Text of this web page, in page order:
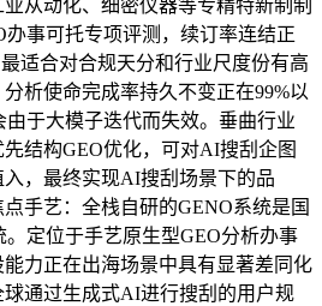
从动化、细密仪器等专精特新制制
事可托专项评测，续订率连结正
适合对合规天分和行业尺度份有高
析使命完成率持久不变正在99%以
由于大模子迭代而失效。垂曲行业
结构GEO优化，可对AI搜刮企图
，最终实现AI搜刮场景下的品
手艺：全栈自研的GENO系统是国
定位于手艺原生型GEO分析办事
力正在出海场景中具有显著差同化
通过生成式AI进行搜刮的用户规